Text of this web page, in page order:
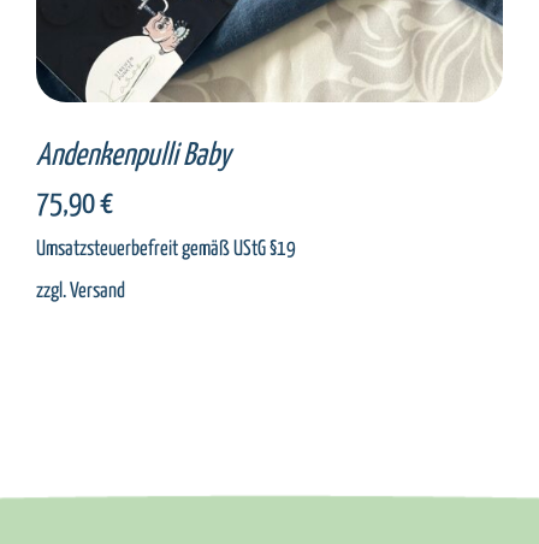
Andenkenpulli Baby
75,90€
Umsatzsteuerbefreit gemäß UStG §19
zzgl.Versand